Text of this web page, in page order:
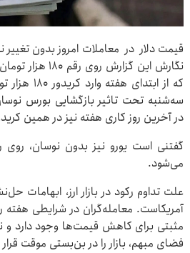
قیمت دلار در معاملات امروز بدون
نگارش این گزارش
که از
سه‌شنبه تحت تاثیر بازگشایی بورس
در آخرین روز کاری هفته نیز در همین
می‌شود.
علت تداوم رکود در بازار ارز، ابهامات
آمریکاست. معامله‌گران در شرایطی هفته
مثبتی برای کاهش قیمت‌ها وجود دارد
فضای مبهم، بازار را در بن‌بستی موقت